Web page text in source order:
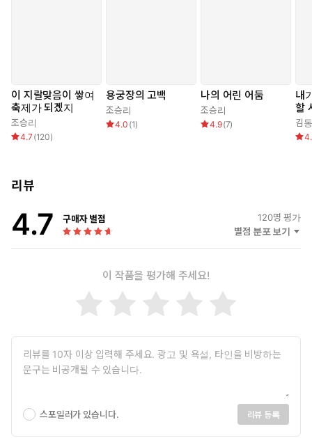
게 어둠을 주었지만 그는 어둠 속에서 불꽃을 쏘아올리며 기어코
삶을 축제로 만들어버린 셈이다.
누구에게나 ‘인생 참 지랄맞다’ 싶은 순간이 있다. 하지만 어둠 속
‘누가 더 지랄맞나 한번 해보자’며 그에 맞먹을 정도로 북을 치고
그러니 앞으로 울화가 터질 것 같을 때는, 눈을 감고 어딘가에서 펑
펑 터지는 불꽃소리와 함께 아름답게 펼쳐지는 불꽃줄기를 상상해
보자. 눈을 뜨면 온데간데없겠지만 한낮에 열린 불꽃축제라 보이지
않을 뿐이겠거니, 하고 웃어 넘겨보자. 그 순간들이 겹겹이 쌓이면
우리의 삶은 결국 축제가 될 것이다.
이 지랄맞음이 쌓여
축제가 되겠지
조승리
4.7 (120)
용궁장의 고백
조승리
4.0 (1)
나의 어린 어둠
조승리
4.9(7)
내
할
김
리뷰
4.7 구매자 별점 120명 평가
별점 분포 보기
이 작품을 평가해 주세요!
스포일러가 있습니다. 리뷰 등록